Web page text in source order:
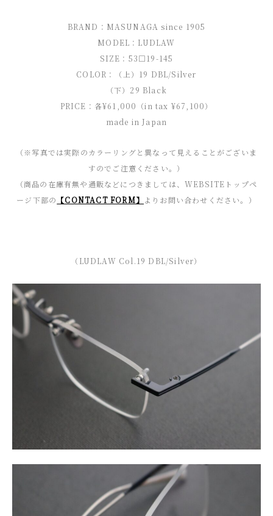
BRAND：MASUNAGA since 1905
MODEL：LUDLAW
SIZE：53□19-145
COLOR：（上）19 DBL/Silver
（下）29 Black
PRICE：各¥61,000（in tax ¥67,100）
made in Japan
（※写真では実際のカラーリングと異なって見えることがございま
すのでご注意ください。）
（商品の在庫有無や通販などにつきましては、WEBSITEトップペ
ージ下部の 【CONTACT FORM】 よりお問い合わせください。）
（LUDLAW Col.19 DBL/Silver）